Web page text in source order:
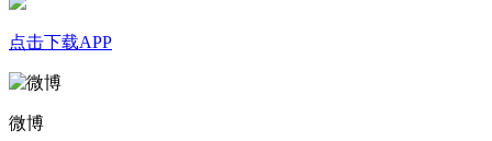
点击下载APP
微博